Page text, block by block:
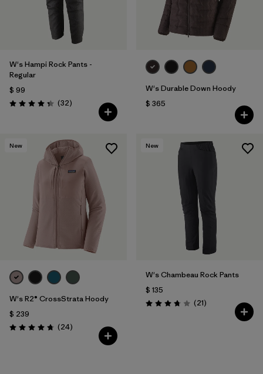
W's Hampi Rock Pants -
Regular
$ 99
Valoración: 4.3 / 5
(32Comentarios
)
W's Durable Down Hoody
$ 365
New
W's R2® CrossStrata Hoody
$ 239
Valoración: 4.8 / 5
(24Comentarios
)
New
W's Chambeau Rock Pants
$ 135
Valoración: 3.8 / 5
(21Comentarios
)